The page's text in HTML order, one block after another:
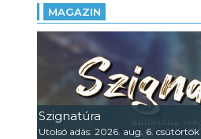
MAGAZIN
Szignatúra
Utolsó adás: 2026. aug. 6. csütörtök